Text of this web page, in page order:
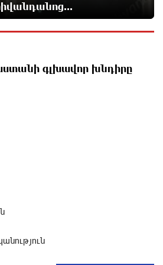
մասին՝ գյուղտեխնիկայից
Անդրանիկ Գևորգյան
10 ժամ առաջ
դադարեցնում է
Մասիսի
աղոթք է հնչեցնում
գլխավոր խնդիրը